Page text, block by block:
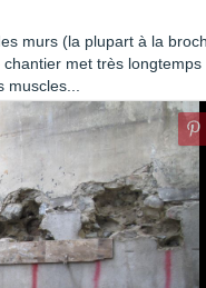
murs (la plupart à la
met très longtemps
muscles...